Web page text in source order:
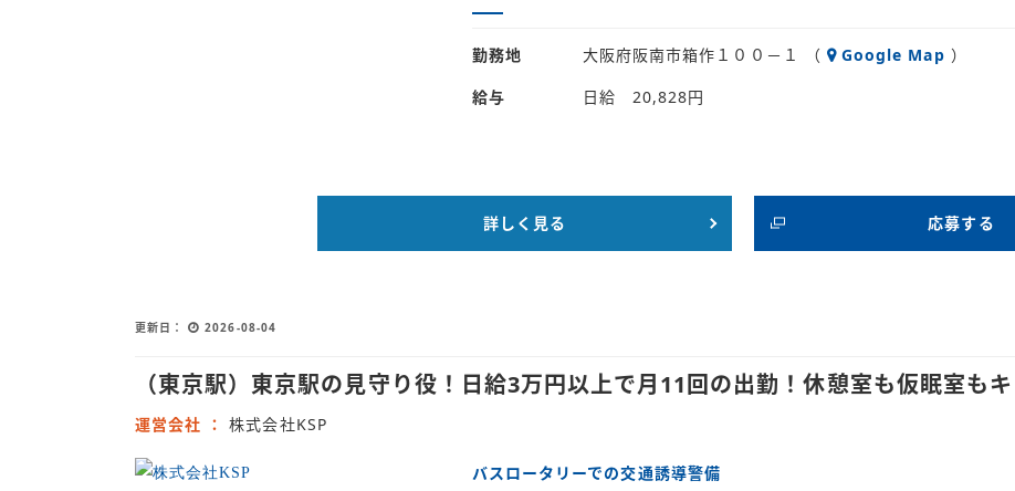
勤務地 大阪府阪南市箱作１００－１ （ Google Map ）
給与
日給 20,828円
詳しく見る 応募する
更新日 2026-08-04
（東京駅）東京駅の見守り役！日給3万円以上で月11回の出勤！休憩室も仮眠室も
運営会社 株式会社KSP
バスロータリーでの交通誘導警備